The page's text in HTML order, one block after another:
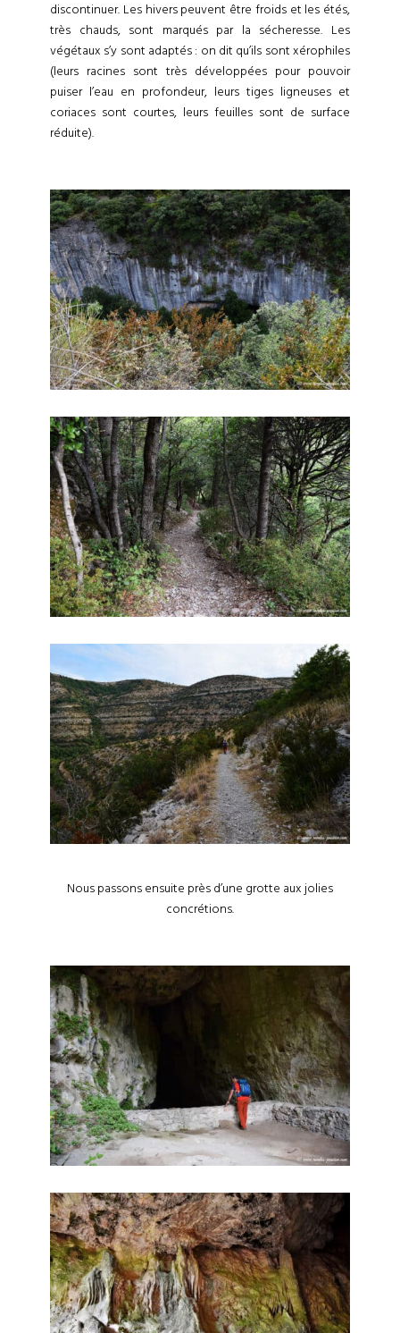
discontinuer. Les hivers peuvent être froids et les étés,
très chauds, sont marqués par la sécheresse. Les
végétaux s’y sont adaptés : on dit qu’ils sont xérophiles
(leurs racines sont très développées pour pouvoir
puiser l’eau en profondeur, leurs tiges ligneuses et
coriaces sont courtes, leurs feuilles sont de surface
réduite).
Nous passons ensuite près d’une grotte aux jolies
concrétions.